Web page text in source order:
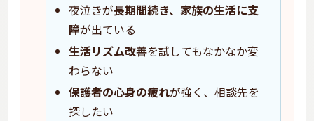
夜泣きが長期間続き、家族の生活に支
障が出ている
生活リズム改善を試してもなかなか変
わらない
保護者の心身の疲れが強く、相談先を
探したい